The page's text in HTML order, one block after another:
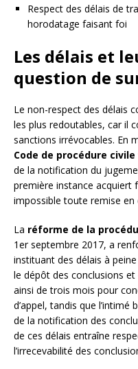
Respect des délais de
horodatage faisant foi
Les délais et
question de
Le non-respect des délais
les plus redoutables, car il
sanctions irrévocables. En
Code de procédure civile
de la notification du
première instance acquiert
impossible toute remise en
La réforme de la
1er septembre 2017, a
instituant des délais à
le dépôt des conclusions et
ainsi de trois mois pour
d’appel, tandis que
de la notification des
de ces délais entraîne
l’irrecevabilité des